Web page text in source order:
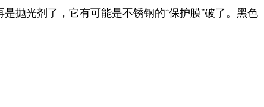
光剂了，它有可能是不锈钢的“保护膜”破了。 黑色